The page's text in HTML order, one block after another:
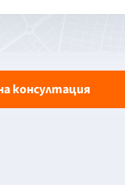
консултация